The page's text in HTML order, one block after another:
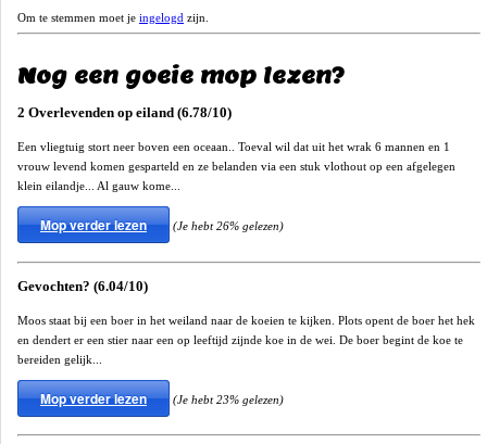
Om te stemmen moet je ingelogd zijn.
Nog een goeie mop lezen?
2 Overlevenden op eiland (6.78/10)
Een vliegtuig stort neer boven een oceaan.. Toeval wil dat uit het wrak 6 mannen en 1
vrouw levend komen gesparteld en ze belanden via een stuk vlothout op een afgelegen
klein eilandje... Al gauw kome...
Mop verder lezen (Je hebt 26% gelezen)
Gevochten? (6.04/10)
Moos staat bij een boer in het weiland naar de koeien te kijken. Plots opent de boer het hek
en dendert er een stier naar een op leeftijd zijnde koe in de wei. De boer begint de koe te
bereiden gelijk...
Mop verder lezen (Je hebt 23% gelezen)